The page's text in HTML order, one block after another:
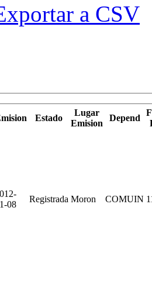
a CSV
Estado
Lugar
Emision
Depend
08
Registrada Moron COMUIN